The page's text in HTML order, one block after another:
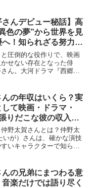
ているのが「西畑大吾 兄
ワード。今...
さんデビュー秘話】高
色の夢”から世界を見
！知られざる努力と
ーリー
圧倒的な役作りで、映画
せない存在となった俳
ん。大河ドラマ『西郷ど
くのファンを魅了してい
木さん...
の年収はいくら？実
て映画・ドラマ・
りだこな彼の収入源
を徹底調査！
野太賀さんとは？仲野太
いが）さんは、確かな演技
いキャラクターで知られ
アを築き、若手俳優の中
存在とな...
んの兄弟にまつわる意
楽だけでは語り尽く